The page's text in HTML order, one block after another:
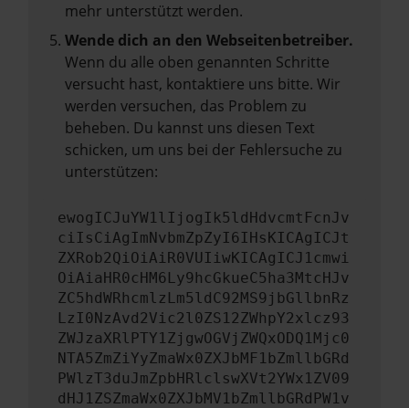
mehr unterstützt werden.
Wende dich an den Webseitenbetreiber.
Wenn du alle oben genannten Schritte
versucht hast, kontaktiere uns bitte. Wir
werden versuchen, das Problem zu
beheben. Du kannst uns diesen Text
schicken, um uns bei der Fehlersuche zu
unterstützen:
ewogICJuYW1lIjogIk5ldHdvcmtFcnJv
ciIsCiAgImNvbmZpZyI6IHsKICAgICJt
ZXRob2QiOiAiR0VUIiwKICAgICJ1cmwi
OiAiaHR0cHM6Ly9hcGkueC5ha3MtcHJv
ZC5hdWRhcmlzLm5ldC92MS9jbGllbnRz
LzI0NzAvd2Vic2l0ZS12ZWhpY2xlcz93
ZWJzaXRlPTY1ZjgwOGVjZWQxODQ1Mjc0
NTA5ZmZiYyZmaWx0ZXJbMF1bZmllbGRd
PWlzT3duJmZpbHRlclswXVt2YWx1ZV09
dHJ1ZSZmaWx0ZXJbMV1bZmllbGRdPW1v